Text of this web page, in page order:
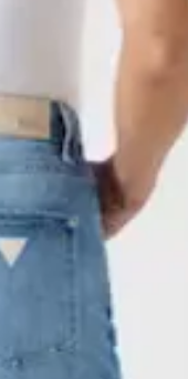
Tous les frais de
remboursables et
de la commande
l’acheteur. Nous
soient expédiés avec
de suivi, comme
responsables des
pendant le
retournés dans l'état
cas échéant, les
attachées. Les
ou portés pourraient
client à ses frais.
retour soit traité.
Les taxes ne
passées depuis le
Politique de
Lorsque vous
dans le cadre de
vente, nous
personnels que vous
nom, votre adresse
Lorsque vous
recevons aussi
protocole Internet
qui nous permet